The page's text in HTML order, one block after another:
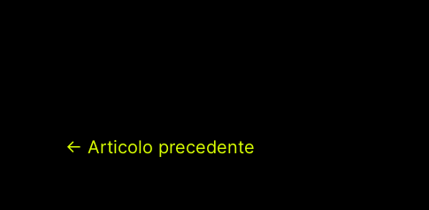
← Articolo precedente